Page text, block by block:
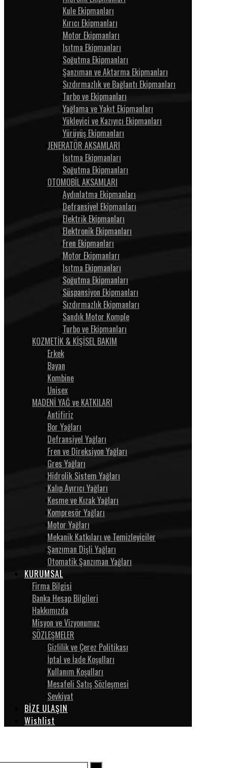
Kule Ekipmanları
Kırıcı Ekipmanları
Motor Ekipmanları
Isıtma Ekipmanları
Soğutma Ekipmanları
Şanzıman ve Aktarma Ekipmanları
Sızdırmazlık ve Bağlantı Ekipmanları
Turbo ve Ekipmanları
Yağlama ve Yakıt Ekipmanları
Yükleyici ve Kazıyıcı Ekipmanları
Yürüyüş Ekipmanları
JENERATÖR AKSAMLARI
Isıtma Ekipmanları
Soğutma Ekipmanları
OTOMOBİL AKSAMLARI
Aydınlatma Ekipmanları
Defransiyel Ekipmanları
Elektrik Ekipmanları
Elektronik Ekipmanları
Fren Ekipmanları
Motor Ekipmanları
Isıtma Ekipmanları
Soğutma Ekipmanları
Süspansiyon Ekipmanları
Sızdırmazlık Ekipmanları
Sandık Motor Komple
Turbo ve Ekipmanları
KOZMETİK & KİŞİSEL BAKIM
Erkek
Bayan
Kombine
Unisex
MADENİ YAĞ ve KATKILARI
Antifiriz
Bor Yağları
Defransiyel Yağları
Fren ve Direksiyon Yağları
Gres Yağları
Hidrolik Sistem Yağları
Kalıp Ayırıcı Yağları
Kesme ve Kızak Yağları
Kompresör Yağları
Motor Yağları
Mekanik Katkıları ve Temizleyiciler
Şanzıman Dişli Yağları
Otomatik Şanzıman Yağları
KURUMSAL
Firma Bilgisi
Banka Hesap Bilgileri
Hakkımızda
Misyon ve Vizyonumuz
SÖZLEŞMELER
Gizlilik ve Çerez Politikası
İptal ve İade Koşulları
Kullanım Koşulları
Mesafeli Satış Sözleşmesi
Sevkiyat
BİZE ULAŞIN
Wishlist